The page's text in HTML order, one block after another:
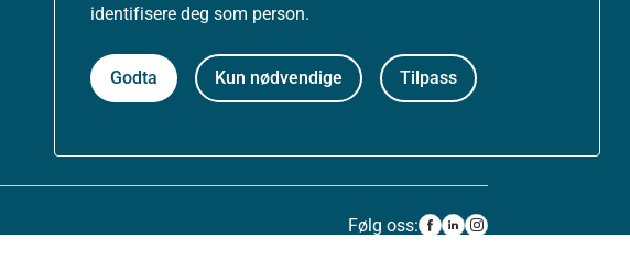
identifisere deg som person.
Godta Kun nødvendige Tilpass
Nyhetsvarsel og abonnement
Åpne data (API)
Følg oss: